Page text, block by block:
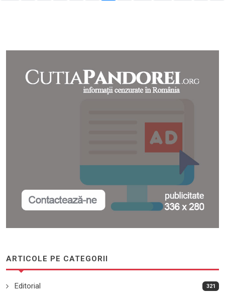
ARTICOLE PE CATEGORII
Editorial 321